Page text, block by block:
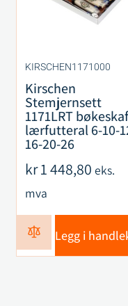
KIRSCHEN1171000
Kirschen
Stemjernsett
1171LRT
lærfutteral 6-10-
16-20-26
kr1 448,80 eks.
mva
Legg i